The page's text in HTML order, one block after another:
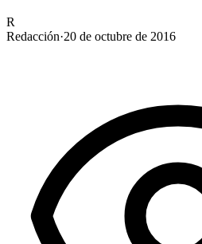
R
Redacción·20 de octubre de 2016